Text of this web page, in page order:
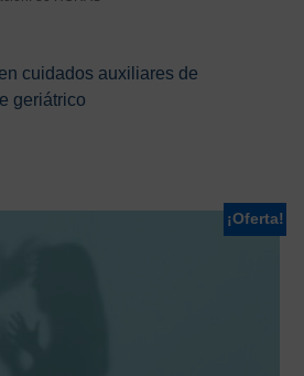
cuidados auxiliares de
geriátrico
¡Oferta!